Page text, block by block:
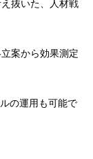
抜いた、人材戦
案から効果測定
の運用も可能で